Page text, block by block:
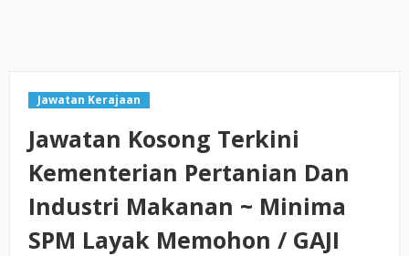
Jawatan Kerajaan
Jawatan Kosong Terkini
Kementerian Pertanian Dan
Industri Makanan ~ Minima
SPM Layak Memohon / GAJI